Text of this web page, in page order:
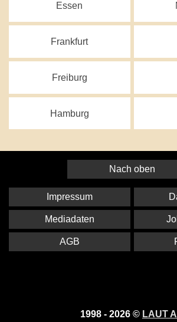
Essen
Frankfurt
Freiburg
Hamburg
Nach oben
1998 - 2026 © LAUT
Impressum
Mediadaten
AGB